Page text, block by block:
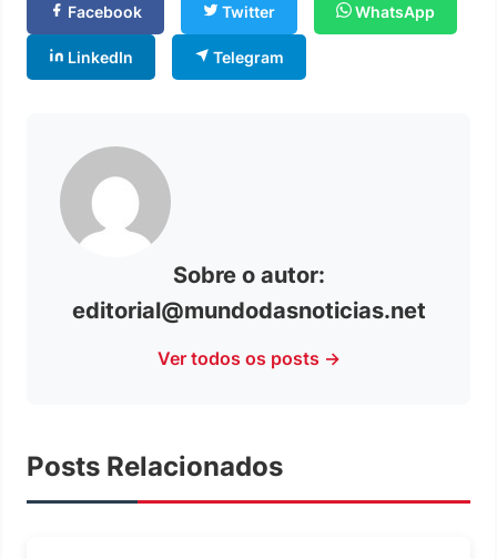
Facebook Twitter WhatsApp
LinkedIn Telegram
Sobre o autor:
editorial@mundodasnoticias.net
Ver todos os posts →
Posts Relacionados